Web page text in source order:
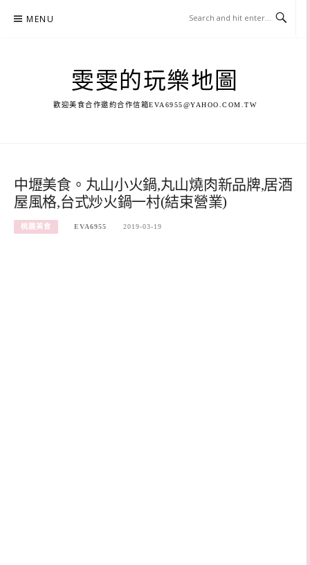
MENU
雯雯的玩樂地圖
歡迎美食合作邀約合作信箱EVA6955@YAHOO.COM.TW
中壢美食。丸山小火鍋,丸山燒肉新品牌,居酒
屋風格,台式炒火鍋一村(結束營業)
桃園美食 EVA6955 2019-03-19